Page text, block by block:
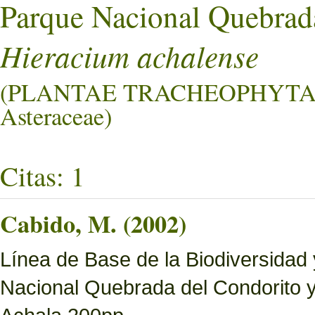
Parque Nacional
Hieracium achalense
(PLANTAE
Asteraceae)
Citas: 1
Cabido, M. (2002)
Línea de Base de la
Nacional Quebrada del Condorito